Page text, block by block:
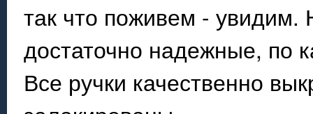
так что поживем -
достаточно надежные, по
Все ручки качественно